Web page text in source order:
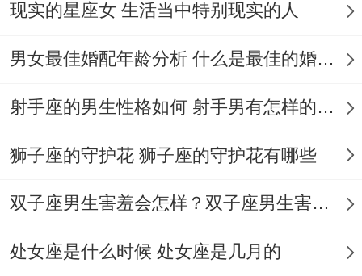
堆积杂物会让人.
是业受阻，宜放置铜葫芦化解,开运风水建议
角"。悬挂金色流苏帘幕,摆放狮型摆件需头
朝外.卧室床头宜靠实墙、避免悬空带来的不
水晶增强说服力.
现实的星座女 生活当中特别现实的人
男女最佳婚配年龄分析 什么是最佳的婚配年龄吗
射手座的男生性格如何 射手男有怎样的性格
狮子座的守护花 狮子座的守护花有哪些
双子座男生害羞会怎样？双子座男生害羞的表现 双子座男生害羞会怎么样
处女座是什么时候 处女座是几月的